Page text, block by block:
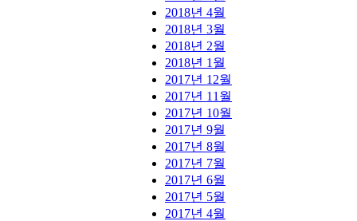
2018년 4월
2018년 3월
2018년 2월
2018년 1월
2017년 12월
2017년 11월
2017년 10월
2017년 9월
2017년 8월
2017년 7월
2017년 6월
2017년 5월
2017년 4월